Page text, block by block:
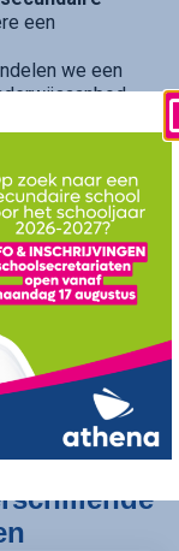
een
we een
in
een
vind je een
die daarin hun
balans.
een
sterk
en een
bij athena.